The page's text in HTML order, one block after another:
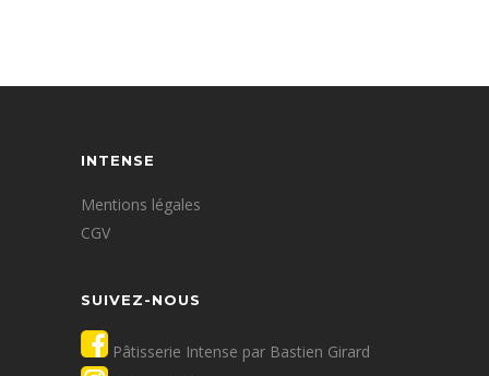
INTENSE
Mentions légales
CGV
SUIVEZ-NOUS
Pâtisserie Intense par Bastien Girard